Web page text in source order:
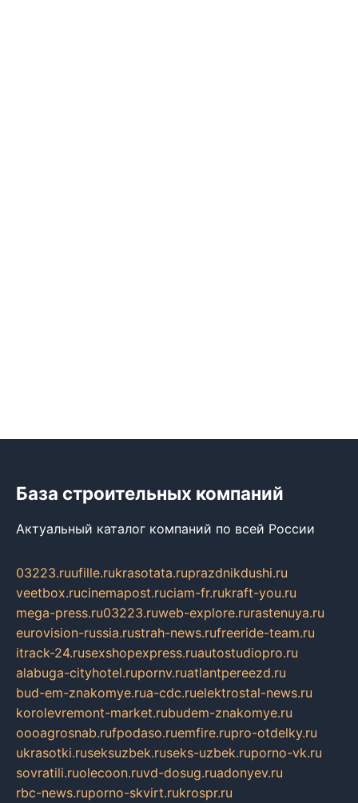
База строительных компаний
Актуальный каталог компаний по всей России
03223.ruufille.rukrasotata.ruprazdnikdushi.ru
veetbox.rucinemapost.ruciam-fr.rukraft-you.ru
mega-press.ru03223.ruweb-explore.rurastenuya.ru
eurovision-russia.rustrah-news.rufreeride-team.ru
itrack-24.rusexshopexpress.ruautostudiopro.ru
alabuga-cityhotel.rupornv.ruatlantpereezd.ru
bud-em-znakomye.rua-cdc.ruelektrostal-news.ru
korolevremont-market.rubudem-znakomye.ru
oooagrosnab.rufpodaso.ruemfire.rupro-otdelky.ru
ukrasotki.ruseksuzbek.ruseks-uzbek.ruporno-vk.ru
sovratili.ruolecoon.ruvd-dosug.ruadonyev.ru
rbc-news.ruporno-skvirt.rukrospr.ru